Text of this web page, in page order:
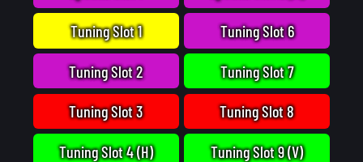
Tuning Slot 1
Tuning Slot 2
Tuning Slot 3
Tuning Slot 4 (H)
Tuning Slot 6
Tuning Slot 7
Tuning Slot 8
Tuning Slot 9 (V)